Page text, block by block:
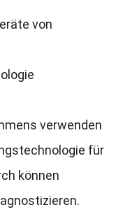
von
verwenden
für
können
.